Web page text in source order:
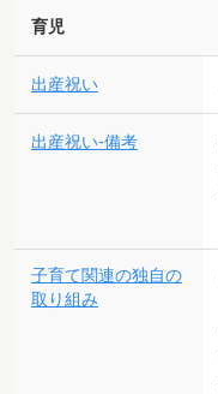
育児
出産祝い
出産祝い-備考
子育て関連の独自の
取り組み